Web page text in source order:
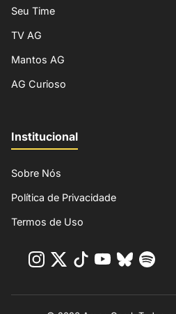
Seu Time
TV AG
Mantos AG
AG Curioso
Institucional
Sobre Nós
Política de Privacidade
Termos de Uso